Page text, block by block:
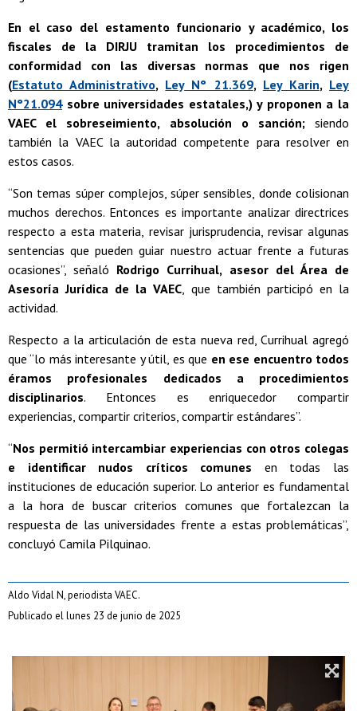
En el caso del estamento funcionario y académico, los
fiscales de la DIRJU tramitan los procedimientos de
conformidad con las diversas normas que nos rigen
(Estatuto Administrativo, Ley N° 21.369, Ley Karin, Ley
N°21.094sobre universidades estatales,) y proponen a la
VAEC el sobreseimiento, absolución o sanción; siendo
también la VAEC la autoridad competente para resolver en
estos casos.
“Son temas súper complejos, súper sensibles, donde colisionan
muchos derechos. Entonces es importante analizar directrices
respecto a esta materia, revisar jurisprudencia, revisar algunas
sentencias que pueden guiar nuestro actuar frente a futuras
ocasiones”, señaló Rodrigo Currihual, asesor del Área de
Asesoría Jurídica de la VAEC, que también participó en la
actividad.
Respecto a la articulación de esta nueva red, Currihual agregó
que “lo más interesante y útil, es que en ese encuentro todos
éramos profesionales dedicados a procedimientos
disciplinarios. Entonces es enriquecedor compartir
experiencias, compartir criterios, compartir estándares”.
“Nos permitió intercambiar experiencias con otros colegas
e identificar nudos críticos comunes en todas las
instituciones de educación superior. Lo anterior es fundamental
a la hora de buscar criterios comunes que fortalezcan la
respuesta de las universidades frente a estas problemáticas”,
concluyó Camila Pilquinao.
Aldo Vidal N, periodista VAEC.
Publicado el lunes 23 de junio de 2025